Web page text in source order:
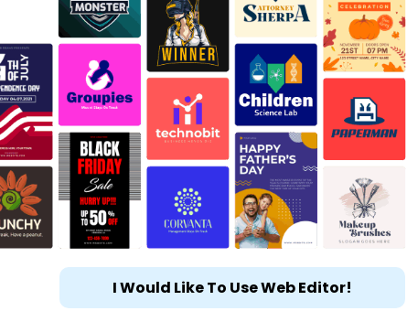
I Would Like To Use Web Editor!